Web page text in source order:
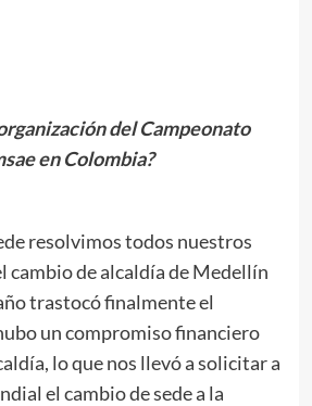
del Campeonato
en Colombia?
resolvimos todos nuestros
cambio de alcaldía de Medellín
trastocó finalmente el
un compromiso financiero
lo que nos llevó a solicitar a
el cambio de sede a la